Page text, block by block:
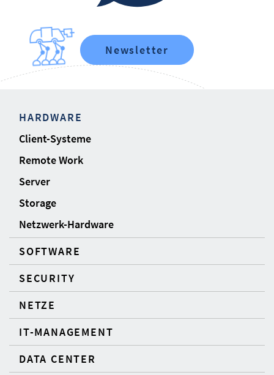
Newsletter
HARDWARE
Client-Systeme
Remote Work
Server
Storage
Netzwerk-Hardware
SOFTWARE
SECURITY
NETZE
IT-MANAGEMENT
DATA CENTER